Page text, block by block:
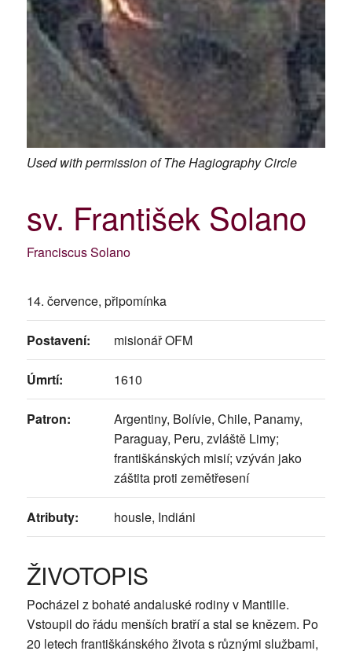
Used with permission of The Hagiography Circle
sv. František Solano
Franciscus Solano
14. července, připomínka
Postavení: misionář OFM
Úmrtí: 1610
Patron:
Argentiny, Bolívie, Chile, Panamy,
Paraguay, Peru, zvláště Limy;
františkánských misií; vzýván jako
záštita proti zemětřesení
Atributy: housle, Indiáni
ŽIVOTOPIS
Pocházel z bohaté andaluské rodiny v Mantille.
Vstoupil do řádu menších bratří a stal se knězem. Po
20 letech františkánského života s různými službami,